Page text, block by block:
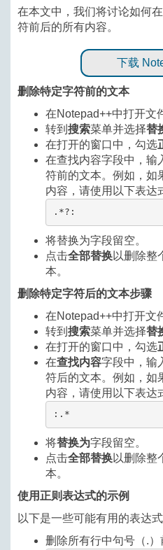
在本文中，我们将讨论如何
符前后的所有内容。
下载
删除特定字符前的文本
在Notepad++中打开文
转到 搜索菜单并选择替
在打开的窗口中，勾选
在查找内容字段中，输
符前的文本。例如，如
内容，请使用以下表达
.*?:
将替换为字段留空。
点击全部替换以删除整
本。
删除特定字符后的文本步骤
在Notepad++中打开文
转到 搜索菜单并选择替
在打开的窗口中，勾选
在查找内容字段中，输
符后的文本。例如，如
内容，请使用以下表达
:.*
将替换为字段留空。
点击全部替换以删除整
本。
使用正则表达式的示例
以下是一些可能有用的表达式
删除所有行中句号（.）